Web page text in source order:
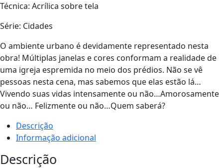
Técnica: Acrílica sobre tela
Série: Cidades
O ambiente urbano é devidamente representado nesta
obra! Múltiplas janelas e cores conformam a realidade de
uma igreja espremida no meio dos prédios. Não se vê
pessoas nesta cena, mas sabemos que elas estão lá…
Vivendo suas vidas intensamente ou não…Amorosamente
ou não… Felizmente ou não…Quem saberá?
Descrição
Informação adicional
Descrição